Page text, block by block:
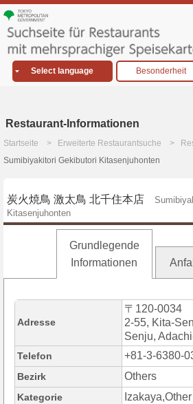
Select language Besonderheit
Restaurant-Informationen
Startseite Erweiterte Restaurantsuche
Sumibiyakitori Gekibutori Kitasenjuhonten
炭火焼鳥 激太鳥 北千住本店
Kitasenjuhonten
Grundlegende
Informationen
Adresse
〒120-0034
2-55, Kita-
Senju,
Telefon +81-3-6380-
Bezirk Others
Kategorie